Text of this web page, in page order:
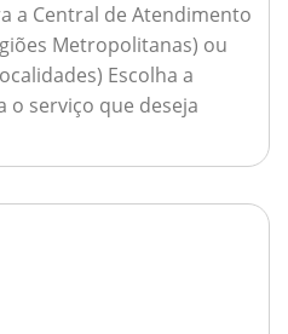
a Central de Atendimento
Metropolitanas) ou
Escolha a
o serviço que deseja